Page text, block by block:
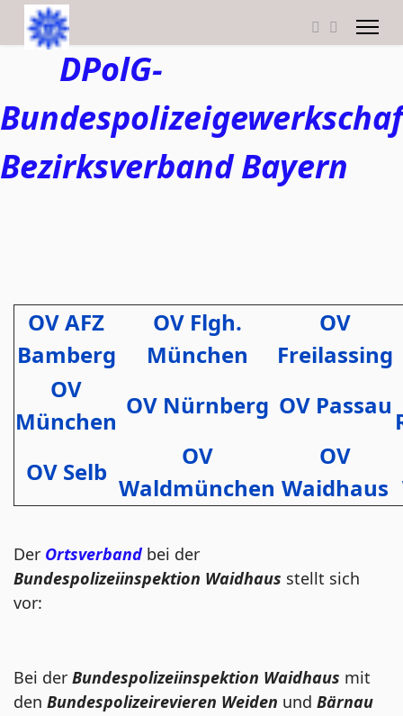
DPolG-
Bezirksverband Bayern
OV AFZ
Bamberg
OV Flgh.
München
OV
Freilassing
OV
München
OV Nürnberg OV Passau
OV Selb
OV
Waldmünchen
OV
Waidhaus
Der Ortsverbandbei der
Bundespolizeiinspektion Waidhaus stellt sich
vor:
Bei der Bundespolizeiinspektion Waidhaus mit
den Bundespolizeirevieren Weiden und Bärnau